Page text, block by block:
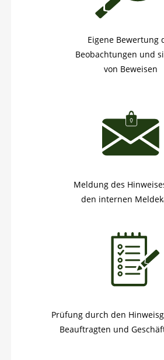
Eigene Bewertung
Beobachtungen und
von Beweisen
Meldung des
den internen
Prüfung durch den
Beauftragten und